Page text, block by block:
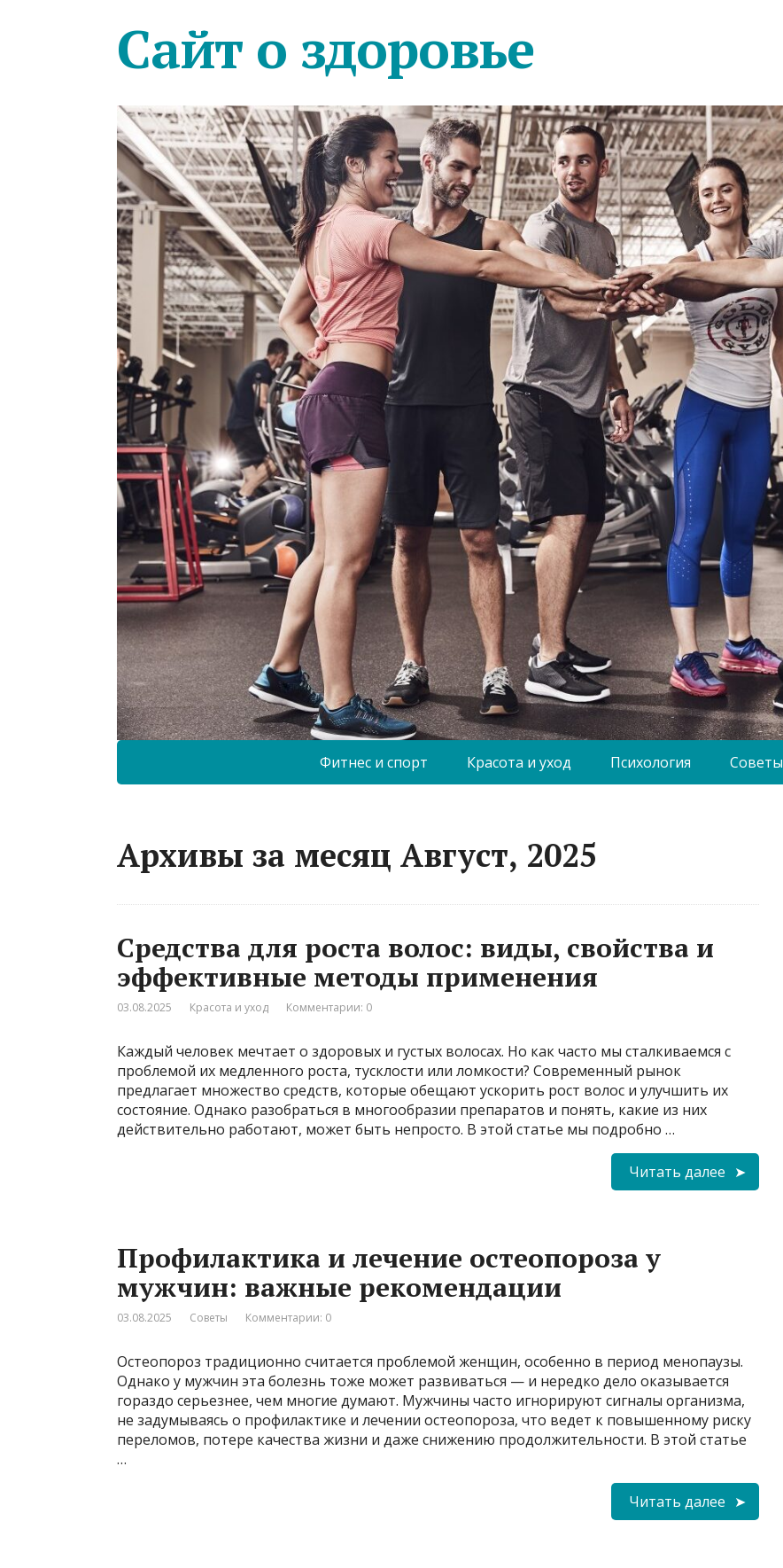
Сайт о здоровье
Фитнес и спорт Красота и уход Психология Советы
Архивы за месяц Август, 2025
Средства для роста волос: виды, свойства и
эффективные методы применения
03.08.2025 Красота и уход Комментарии: 0
Каждый человек мечтает о здоровых и густых волосах. Но как часто мы сталкиваемся с
проблемой их медленного роста, тусклости или ломкости? Современный рынок
предлагает множество средств, которые обещают ускорить рост волос и улучшить их
состояние. Однако разобраться в многообразии препаратов и понять, какие из них
действительно работают, может быть непросто. В этой статье мы подробно …
Читать далее
Профилактика и лечение остеопороза у
мужчин: важные рекомендации
03.08.2025 Советы Комментарии: 0
Остеопороз традиционно считается проблемой женщин, особенно в период менопаузы.
Однако у мужчин эта болезнь тоже может развиваться — и нередко дело оказывается
гораздо серьезнее, чем многие думают. Мужчины часто игнорируют сигналы организма,
не задумываясь о профилактике и лечении остеопороза, что ведет к повышенному риску
переломов, потере качества жизни и даже снижению продолжительности. В этой статье
…
Читать далее